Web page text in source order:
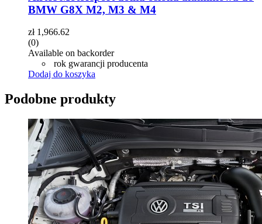
BMW G8X M2, M3 & M4
zł1,966.62
(0)
Available on backorder
rok gwarancji producenta
Dodaj do koszyka
Podobne produkty